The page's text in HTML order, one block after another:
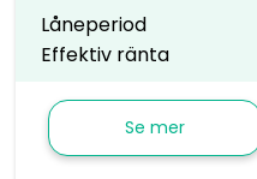
Låneperiod
Effektiv ränta
Se mer